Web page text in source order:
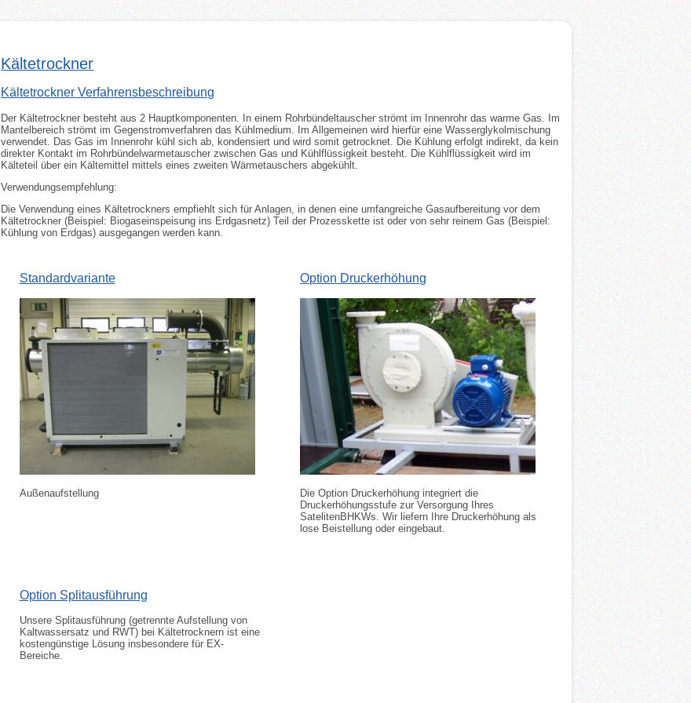
Kältetrockner
Kältetrockner Verfahrensbeschreibung
Der Kältetrockner besteht aus 2 Hauptkomponenten. In einem Rohrbündeltauscher strömt im Innenrohr das warme Gas. Im
Mantelbereich strömt im Gegenstromverfahren das Kühlmedium. Im Allgemeinen wird hierfür eine Wasserglykolmischung
verwendet. Das Gas im Innenrohr kühl sich ab, kondensiert und wird somit getrocknet. Die Kühlung erfolgt indirekt, da kein
direkter Kontakt im Rohrbündelwarmetauscher zwischen Gas und Kühlflüssigkeit besteht. Die Kühlflüssigkeit wird im
Kälteteil über ein Kältemittel mittels eines zweiten Wärmetauschers abgekühlt.
Verwendungsempfehlung:
Die Verwendung eines Kältetrockners empfiehlt sich für Anlagen, in denen eine umfangreiche Gasaufbereitung vor dem
Kältetrockner (Beispiel: Biogaseinspeisung ins Erdgasnetz) Teil der Prozesskette ist oder von sehr reinem Gas (Beispiel:
Kühlung von Erdgas) ausgegangen werden kann.
Standardvariante
Außenaufstellung
Option Druckerhöhung
Die Option Druckerhöhung integriert die
Druckerhöhungsstufe zur Versorgung Ihres
SatelitenBHKWs. Wir liefern Ihre Druckerhöhung als
lose Beistellung oder eingebaut.
Option Splitausführung
Unsere Splitausführung (getrennte Aufstellung von
Kaltwassersatz und RWT) bei Kältetrocknern ist eine
kostengünstige Lösung insbesondere für EX-
Bereiche.